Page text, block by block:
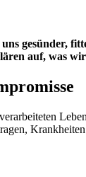
gesünder,
auf, was